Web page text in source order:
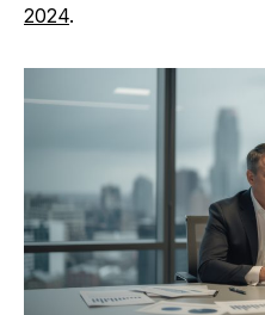
2024.